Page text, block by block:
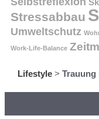
Stressabbau
Umweltschutz
Work-Life-Balance
Lifestyle> Trauung